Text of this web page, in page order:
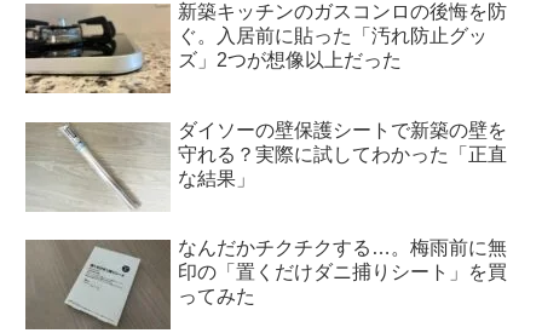
新築キッチンのガスコンロの後悔を防
ぐ。入居前に貼った「汚れ防止グッ
ズ」2つが想像以上だった
ダイソーの壁保護シートで新築の壁を
守れる？実際に試してわかった「正直
な結果」
なんだかチクチクする…。梅雨前に無
印の「置くだけダニ捕りシート」を買
ってみた